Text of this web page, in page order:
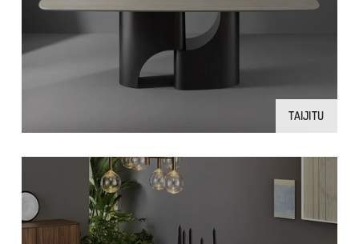
TAIJITU